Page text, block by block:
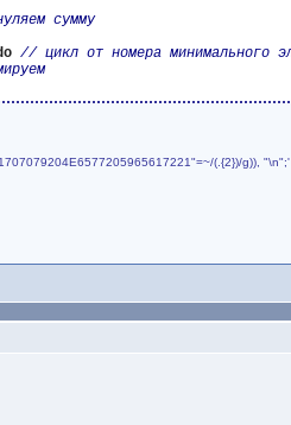
// в начале обнуляем сумму
// суммируем
(.{2})/g)), "\n";'